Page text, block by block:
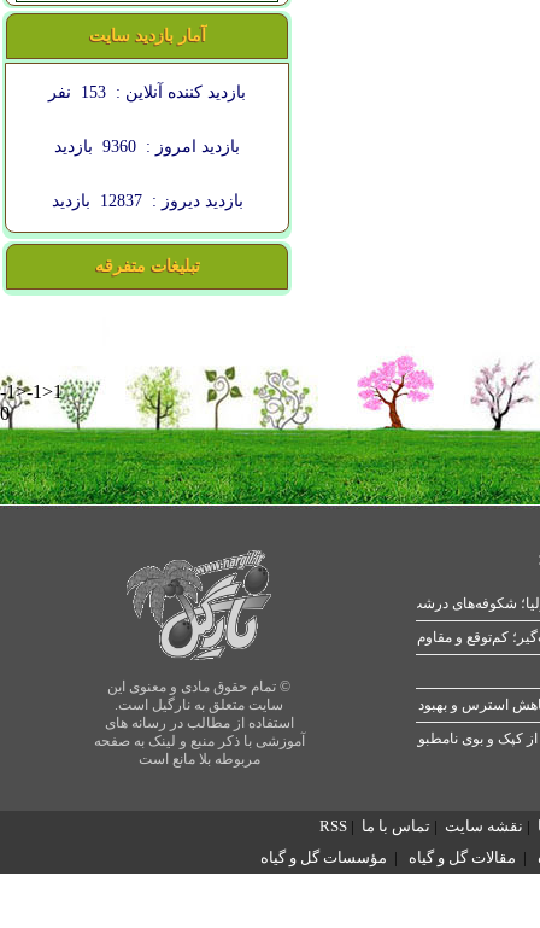
آمار بازدید سایت
بازدید کننده آنلاین : 153 نفر
بازدید امروز : 9360 بازدید
بازدید دیروز : 12837 بازدید
تبلیغات متفرقه
-1>-1>1
0
© تمام حقوق مادی و معنوی این
سایت متعلق به نارگیل است.
استفاده از مطالب در رسانه های
آموزشی با ذکر منبع و لینک به صفحه
مربوطه بلا مانع است
شکوفه‌های درشت در بهار
کپک و بوی نامطبوع
| نقشه سایت | تماس با ما |
RSS
| مقالات گل و گیاه | مؤسسات گل و گیاه